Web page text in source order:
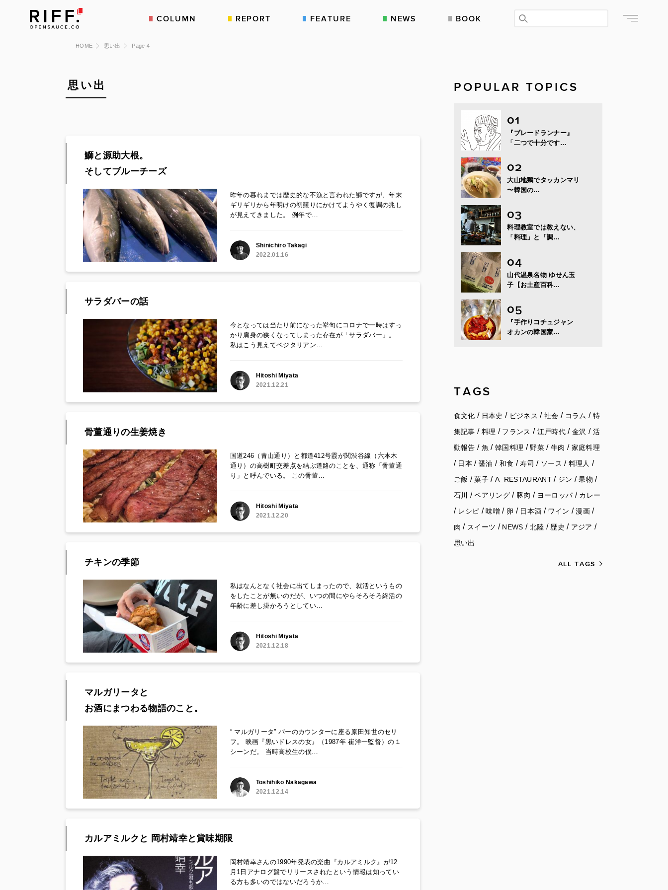
COLUMN REPORT FEATURE NEWS BOOK
HOME 思い出 Page 4
思い出
鰤と源助大根。
そしてブルーチーズ
昨年の暮れまでは歴史的な不漁と言われた鰤ですが、年末
ギリギリから年明けの初競りにかけてようやく復調の兆し
が見えてきました。 例年で…
Shinichiro Takagi
2022.01.16
サラダバーの話
今となっては当たり前になった挙句にコロナで一時はすっ
かり肩身の狭くなってしまった存在が「サラダバー」。
私はこう見えてベジタリアン…
Hitoshi Miyata
2021.12.21
骨董通りの生姜焼き
国道246（青山通り）と都道412号霞が関渋谷線（六本木
通り）の高樹町交差点を結ぶ道路のことを、通称「骨董通
り」と呼んでいる。 この骨董…
Hitoshi Miyata
2021.12.20
チキンの季節
私はなんとなく社会に出てしまったので、就活というもの
をしたことが無いのだが、いつの間にやらそろそろ終活の
年齢に差し掛かろうとしてい…
Hitoshi Miyata
2021.12.18
マルガリータと
お酒にまつわる物語のこと。
“ マルガリータ” バーのカウンターに座る原田知世のセリ
フ。 映画『黒いドレスの女』（1987年 崔洋一監督）の１
シーンだ。 当時高校生の僕…
Toshihiko Nakagawa
2021.12.14
カルアミルクと 岡村靖幸と賞味期限
岡村靖幸さんの1990年発表の楽曲『カルアミルク』が12
月1日アナログ盤でリリースされたという情報は知ってい
る方も多いのではないだろうか…
POPULAR TOPICS
『ブレードランナー』
「二つで十分です…
大山地鶏でタッカンマリ
〜韓国の…
料理教室では教えない、
「料理」と「調…
山代温泉名物 ゆせん玉
子【お土産百科…
『手作りコチュジャン
オカンの韓国家…
TAGS
食文化 / 日本史 / ビジネス / 社会 / コラム / 特
集記事 / 料理 / フランス / 江戸時代/ 金沢 / 活
動報告 / 魚 /韓国料理 / 野菜/ 牛肉 / 家庭料理
/ 日本 /醤油 / 和食 /寿司 / ソース / 料理人 /
ご飯 /菓子 /A_RESTAURANT/ ジン /果物 /
石川 /ペアリング / 豚肉 / ヨーロッパ / カレー
/ レシピ /味噌 / 卵 / 日本酒 / ワイン /漫画/
肉 / スイーツ / NEWS / 北陸 / 歴史 / アジア /
思い出
ALL TAGS